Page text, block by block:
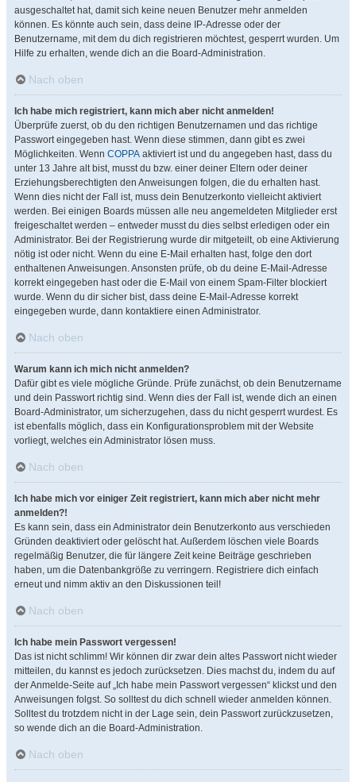
ausgeschaltet hat, damit sich keine neuen Benutzer mehr anmelden
können. Es könnte auch sein, dass deine IP-Adresse oder der
Benutzername, mit dem du dich registrieren möchtest, gesperrt wurden. Um
Hilfe zu erhalten, wende dich an die Board-Administration.
Nach oben
Ich habe mich registriert, kann mich aber nicht anmelden!
Überprüfe zuerst, ob du den richtigen Benutzernamen und das richtige
Passwort eingegeben hast. Wenn diese stimmen, dann gibt es zwei
Möglichkeiten. Wenn COPPA aktiviert ist und du angegeben hast, dass du
unter 13 Jahre alt bist, musst du bzw. einer deiner Eltern oder deiner
Erziehungsberechtigten den Anweisungen folgen, die du erhalten hast.
Wenn dies nicht der Fall ist, muss dein Benutzerkonto vielleicht aktiviert
werden. Bei einigen Boards müssen alle neu angemeldeten Mitglieder erst
freigeschaltet werden – entweder musst du dies selbst erledigen oder ein
Administrator. Bei der Registrierung wurde dir mitgeteilt, ob eine Aktivierung
nötig ist oder nicht. Wenn du eine E-Mail erhalten hast, folge den dort
enthaltenen Anweisungen. Ansonsten prüfe, ob du deine E-Mail-Adresse
korrekt eingegeben hast oder die E-Mail von einem Spam-Filter blockiert
wurde. Wenn du dir sicher bist, dass deine E-Mail-Adresse korrekt
eingegeben wurde, dann kontaktiere einen Administrator.
Nach oben
Warum kann ich mich nicht anmelden?
Dafür gibt es viele mögliche Gründe. Prüfe zunächst, ob dein Benutzername
und dein Passwort richtig sind. Wenn dies der Fall ist, wende dich an einen
Board-Administrator, um sicherzugehen, dass du nicht gesperrt wurdest. Es
ist ebenfalls möglich, dass ein Konfigurationsproblem mit der Website
vorliegt, welches ein Administrator lösen muss.
Nach oben
Ich habe mich vor einiger Zeit registriert, kann mich aber nicht mehr
anmelden?!
Es kann sein, dass ein Administrator dein Benutzerkonto aus verschieden
Gründen deaktiviert oder gelöscht hat. Außerdem löschen viele Boards
regelmäßig Benutzer, die für längere Zeit keine Beiträge geschrieben
haben, um die Datenbankgröße zu verringern. Registriere dich einfach
erneut und nimm aktiv an den Diskussionen teil!
Nach oben
Ich habe mein Passwort vergessen!
Das ist nicht schlimm! Wir können dir zwar dein altes Passwort nicht wieder
mitteilen, du kannst es jedoch zurücksetzen. Dies machst du, indem du auf
der Anmelde-Seite auf „Ich habe mein Passwort vergessen“ klickst und den
Anweisungen folgst. So solltest du dich schnell wieder anmelden können.
Solltest du trotzdem nicht in der Lage sein, dein Passwort zurückzusetzen,
so wende dich an die Board-Administration.
Nach oben